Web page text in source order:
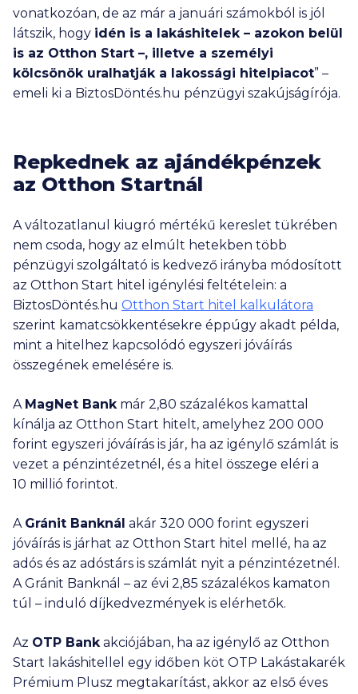
vonatkozóan, de az már a januári számokból is jól
látszik, hogy idén is a lakáshitelek – azokon belül
is az Otthon Start –, illetve a személyi
kölcsönök uralhatják a lakossági hitelpiacot” –
emeli ki a BiztosDöntés.hu pénzügyi szakújságírója.
Repkednek az ajándékpénzek
az Otthon Startnál
A változatlanul kiugró mértékű kereslet tükrében
nem csoda, hogy az elmúlt hetekben több
pénzügyi szolgáltató is kedvező irányba módosított
az Otthon Start hitel igénylési feltételein: a
BiztosDöntés.hu Otthon Start hitel kalkulátora
szerint kamatcsökkentésekre éppúgy akadt példa,
mint a hitelhez kapcsolódó egyszeri jóváírás
összegének emelésére is.
A MagNet Bankmár 2,80 százalékos kamattal
kínálja az Otthon Start hitelt, amelyhez 200 000
forint egyszeri jóváírás is jár, ha az igénylő számlát is
vezet a pénzintézetnél, és a hitel összege eléri a
10 millió forintot.
A Gránit Banknál akár 320 000 forint egyszeri
jóváírás is járhat az Otthon Start hitel mellé, ha az
adós és az adóstárs is számlát nyit a pénzintézetnél.
A Gránit Banknál – az évi 2,85 százalékos kamaton
túl – induló díjkedvezmények is elérhetők.
Az OTP Bankakciójában, ha az igénylő az Otthon
Start lakáshitellel egy időben köt OTP Lakástakarék
Prémium Plusz megtakarítást, akkor az első éves